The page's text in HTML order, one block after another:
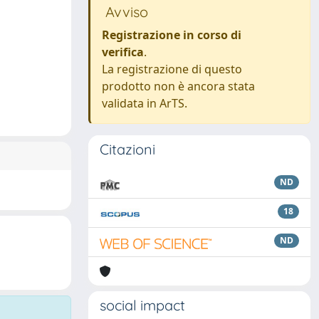
Avviso
Registrazione in corso di
verifica.
La registrazione di questo
prodotto non è ancora stata
validata in ArTS.
Citazioni
ND
18
ND
social impact